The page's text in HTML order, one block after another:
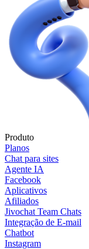
Produto
Planos
Chat para sites
Agente IA
Facebook
Aplicativos
Afiliados
Jivochat Team Chats
Integração de E-mail
Chatbot
Instagram